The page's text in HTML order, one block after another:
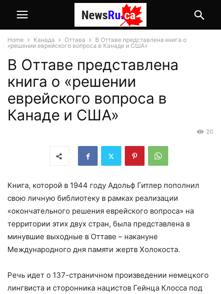
Home Канада Оттава
В Оттаве представлена книга о
«решении еврейского вопроса в Канаде и США»
В Оттаве представлена
книга о «решении
еврейского вопроса в
Канаде и США»
20
Книга, которой в 1944 году Адольф Гитлер пополнил
свою личную библиотеку в рамках реализации
«окончательного решения еврейского вопроса» на
территории этих двух стран, была представлена в
минувшие выходные в Оттаве – накануне
Международного дня памяти жертв Холокоста.
Речь идет о 137-страничном произведении немецкого
лингвиста и сторонника нацистов Гейнца Клосса под